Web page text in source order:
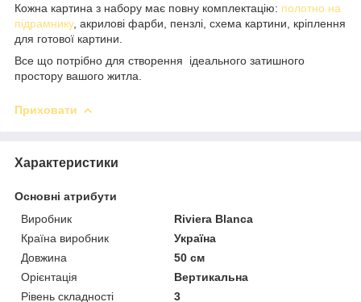
Кожна картина з набору має повну комплектацію: полотно на
підрамнику, акрилові фарби, пензлі, схема картини, кріплення
для готової картини.
Все що потрібно для створення ідеального затишного
простору вашого житла.
Приховати
Характеристики
Основні атрибути
Виробник
Riviera Blanca
Країна виробник
Україна
Довжина
50 см
Орієнтація
Вертикальна
Рівень складності
3